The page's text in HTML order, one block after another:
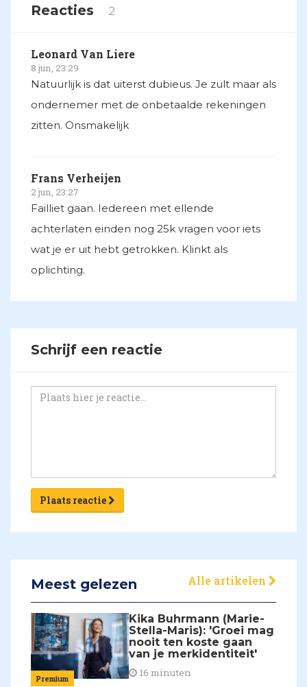
Reacties 2
Leonard Van Liere
8 jun, 23:29
Natuurlijk is dat uiterst dubieus. Je zult maar als
ondernemer met de onbetaalde rekeningen
zitten. Onsmakelijk
Frans Verheijen
2 jun, 23:27
Failliet gaan. Iedereen met ellende
achterlaten einden nog 25k vragen voor iets
wat je er uit hebt getrokken. Klinkt als
oplichting.
Schrijf een reactie
Plaats reactie
Meest gelezen Alle artikelen
Premium
Kika Buhrmann (Marie-
Stella-Maris): 'Groei mag
nooit ten koste gaan
van je merkidentiteit'
16 minuten